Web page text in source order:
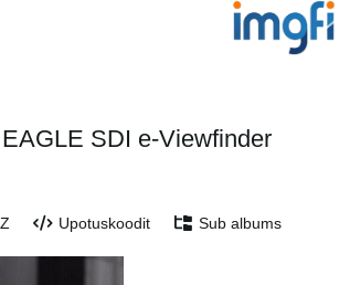
SDI e-Viewfinder
Upotuskoodit Sub albums